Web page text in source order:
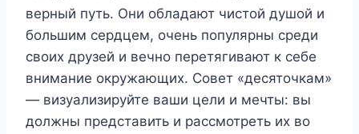
верный путь. Они обладают чистой душой и
большим сердцем, очень популярны среди
своих друзей и вечно перетягивают к себе
внимание окружающих. Совет «десяточкам»
— визуализируйте ваши цели и мечты: вы
должны представить и рассмотреть их во